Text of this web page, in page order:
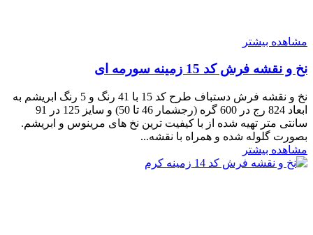
مشاهده بیشتر
نخ و نقشه فرش کد 15 زمینه سورمه ای
نخ و نقشه فرش دستباف طرح کد 15 با 41 رنگ و 5 رنگ ابریشم به
ابعاد 824 رج در 600 گره (رجشمار 46 تا 50) و سایز 125 در 91
سانتی متر تهیه شده از با کیفیت ترین نخ های مرینوس و ابریشم.
بصورت گلوله شده و همراه با نقشه...
مشاهده بیشتر